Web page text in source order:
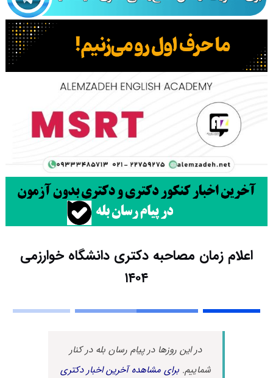
اعلام زمان مصاحبه دکتری دانشگاه خوارزمی
۱۴۰۴
در این روزها در پیام رسان بله در کنار
شماییم.برای مشاهده آخرین اخبار دکتری